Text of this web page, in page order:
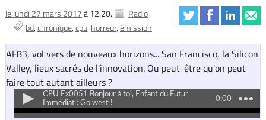
le lundi 27 mars 2017à 12:20.
Radio
bd chronique cpu horreur émission
AF83, vol vers de nouveaux horizons... San Francisco, la Silicon
Valley, lieux sacrés de l'innovation. Ou peut-être qu'on peut
faire tout autant ailleurs ?